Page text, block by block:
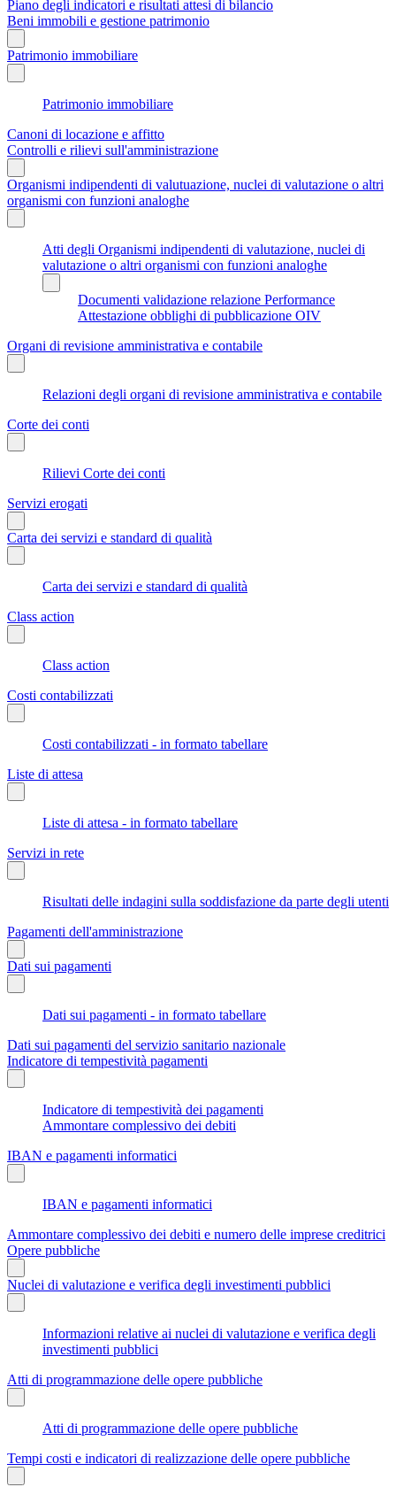
Piano degli indicatori e risultati attesi di bilancio
Beni immobili e gestione patrimonio
Patrimonio immobiliare
Patrimonio immobiliare
Canoni di locazione e affitto
Controlli e rilievi sull'amministrazione
Organismi indipendenti di valutuazione, nuclei di valutazione o altri
organismi con funzioni analoghe
Atti degli Organismi indipendenti di valutazione, nuclei di
valutazione o altri organismi con funzioni analoghe
Documenti validazione relazione Performance
Attestazione obblighi di pubblicazione OIV
Organi di revisione amministrativa e contabile
Relazioni degli organi di revisione amministrativa e contabile
Corte dei conti
Rilievi Corte dei conti
Servizi erogati
Carta dei servizi e standard di qualità
Carta dei servizi e standard di qualità
Class action
Class action
Costi contabilizzati
Costi contabilizzati - in formato tabellare
Liste di attesa
Liste di attesa - in formato tabellare
Servizi in rete
Risultati delle indagini sulla soddisfazione da parte degli utenti
Pagamenti dell'amministrazione
Dati sui pagamenti
Dati sui pagamenti - in formato tabellare
Dati sui pagamenti del servizio sanitario nazionale
Indicatore di tempestività pagamenti
Indicatore di tempestività dei pagamenti
Ammontare complessivo dei debiti
IBAN e pagamenti informatici
IBAN e pagamenti informatici
Ammontare complessivo dei debiti e numero delle imprese creditrici
Opere pubbliche
Nuclei di valutazione e verifica degli investimenti pubblici
Informazioni relative ai nuclei di valutazione e verifica degli
investimenti pubblici
Atti di programmazione delle opere pubbliche
Atti di programmazione delle opere pubbliche
Tempi costi e indicatori di realizzazione delle opere pubbliche